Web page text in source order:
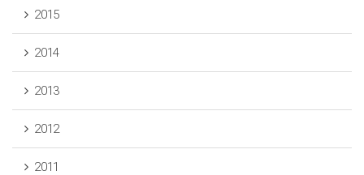
2015
2014
2013
2012
2011